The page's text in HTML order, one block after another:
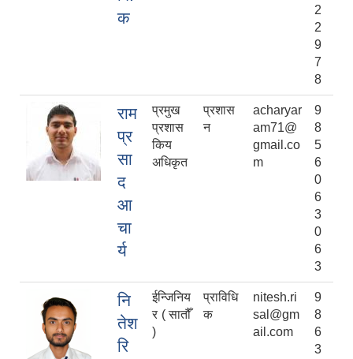
क
2
2
9
7
8
राम
प्र
सा
द
आ
चा
र्य
प्रमुख
प्रशास
किय
अधिकृत
प्रशास
न
acharyar
am71@
gmail.co
m
9
8
5
6
0
6
3
0
6
3
नि
तेश
रि
ईन्जिनिय
र ( सातौँ
)
प्राविधि
क
nitesh.ri
sal@gm
ail.com
9
8
6
3